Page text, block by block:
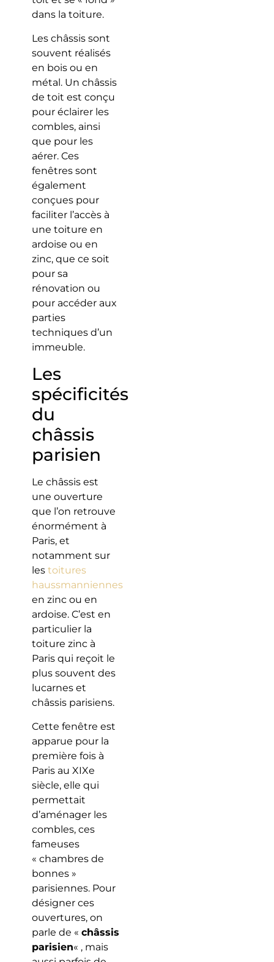
dans la toiture.
Les châssis sont
souvent réalisés
en bois ou en
métal. Un châssis
de toit est conçu
pour éclairer les
combles, ainsi
que pour les
aérer. Ces
fenêtres sont
également
conçues pour
faciliter l’accès à
une toiture en
ardoise ou en
zinc, que ce soit
pour sa
rénovation ou
pour accéder aux
parties
techniques d’un
immeuble.
Les
spécificités
du
châssis
parisien
Le châssis est
une ouverture
que l’on retrouve
énormément à
Paris, et
notamment sur
les toitures
haussmanniennes
en zinc ou en
ardoise. C’est en
particulier la
toiture zinc à
Paris qui reçoit le
plus souvent des
lucarnes et
châssis parisiens.
Cette fenêtre est
apparue pour la
première fois à
Paris au XIXe
siècle, elle qui
permettait
d’aménager les
combles, ces
fameuses
« chambres de
bonnes »
parisiennes. Pour
désigner ces
ouvertures, on
parle de « châssis
parisien« , mais